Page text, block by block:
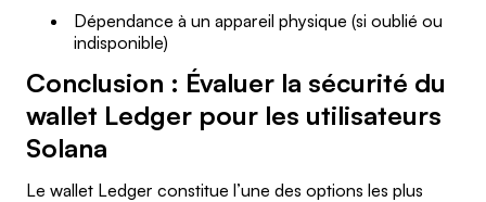
Dépendance à un appareil physique (si oublié ou
indisponible)
Conclusion : Évaluer la sécurité du
wallet Ledger pour les utilisateurs
Solana
Le wallet Ledger constitue l’une des options les plus